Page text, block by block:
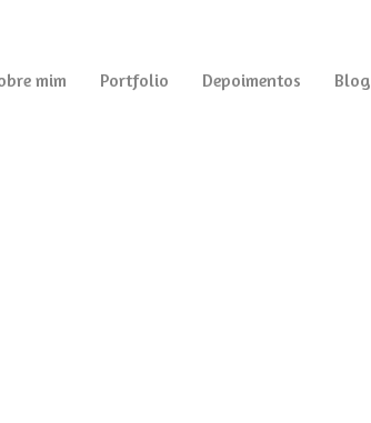
mim Portfolio Depoimentos Blog